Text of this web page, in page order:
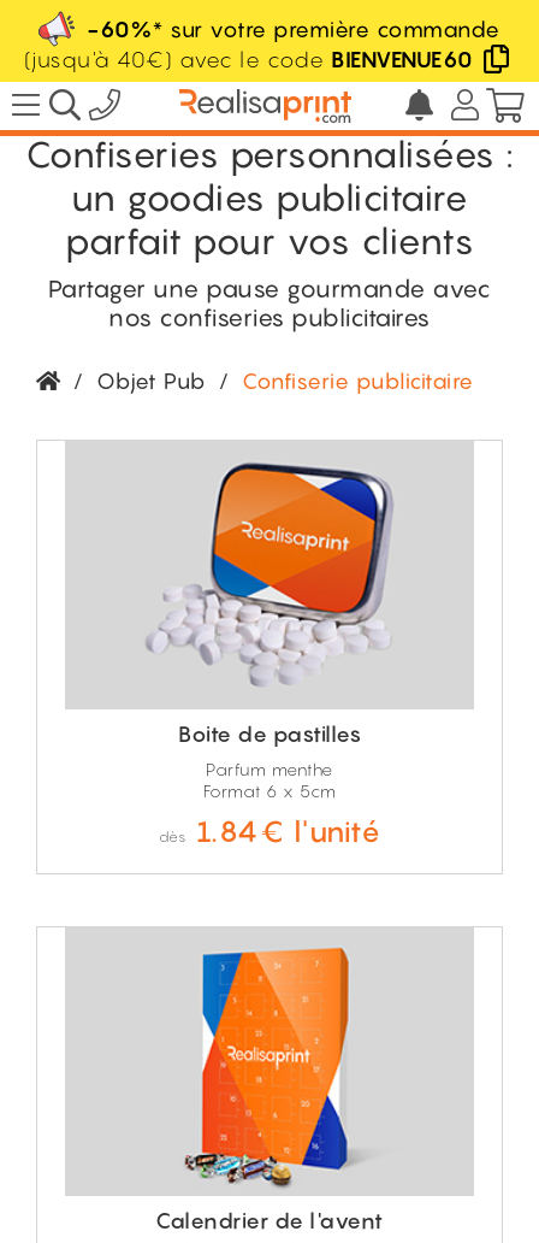
-60%* sur votre première commande
(jusqu'à 40€) avec le code BIENVENUE60
Confiseries personnalisées :
un goodies publicitaire
parfait pour vos clients
Partager une pause gourmande avec
nos confiseries publicitaires
/ Objet Pub / Confiserie publicitaire
Boite de pastilles
Parfum menthe
Format 6 x 5cm
dès 1.84€ l'unité
Calendrier de l'avent